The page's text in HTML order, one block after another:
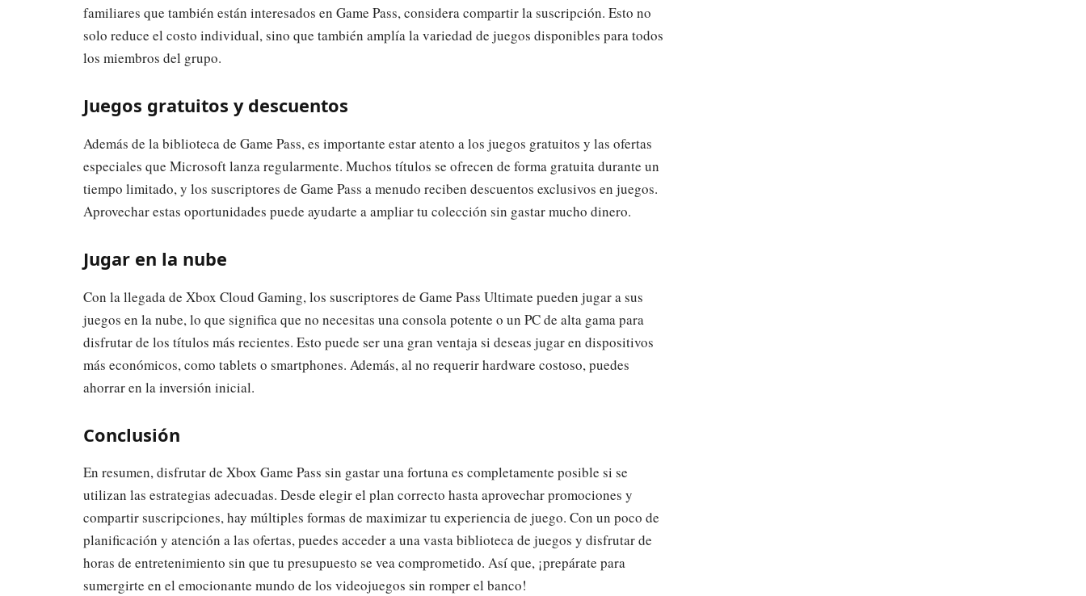
familiares que también están interesados en Game Pass, considera compartir la suscripción. Esto no
solo reduce el costo individual, sino que también amplía la variedad de juegos disponibles para todos
los miembros del grupo.
Juegos gratuitos y descuentos
Además de la biblioteca de Game Pass, es importante estar atento a los juegos gratuitos y las ofertas
especiales que Microsoft lanza regularmente. Muchos títulos se ofrecen de forma gratuita durante un
tiempo limitado, y los suscriptores de Game Pass a menudo reciben descuentos exclusivos en juegos.
Aprovechar estas oportunidades puede ayudarte a ampliar tu colección sin gastar mucho dinero.
Jugar en la nube
Con la llegada de Xbox Cloud Gaming, los suscriptores de Game Pass Ultimate pueden jugar a sus
juegos en la nube, lo que significa que no necesitas una consola potente o un PC de alta gama para
disfrutar de los títulos más recientes. Esto puede ser una gran ventaja si deseas jugar en dispositivos
más económicos, como tablets o smartphones. Además, al no requerir hardware costoso, puedes
ahorrar en la inversión inicial.
Conclusión
En resumen, disfrutar de Xbox Game Pass sin gastar una fortuna es completamente posible si se
utilizan las estrategias adecuadas. Desde elegir el plan correcto hasta aprovechar promociones y
compartir suscripciones, hay múltiples formas de maximizar tu experiencia de juego. Con un poco de
planificación y atención a las ofertas, puedes acceder a una vasta biblioteca de juegos y disfrutar de
horas de entretenimiento sin que tu presupuesto se vea comprometido. Así que, ¡prepárate para
sumergirte en el emocionante mundo de los videojuegos sin romper el banco!